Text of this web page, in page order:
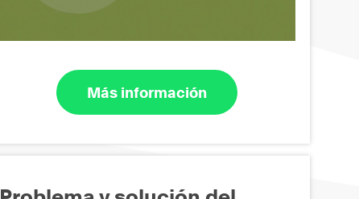
Más información